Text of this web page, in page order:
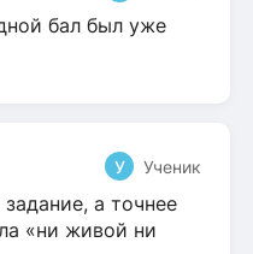
бал был уже
У Ученик
а точнее
«ни живой ни